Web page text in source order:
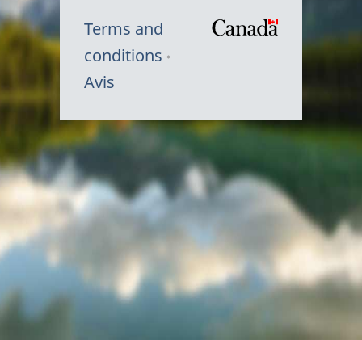
Terms and
conditions
Avis
Symbole
du